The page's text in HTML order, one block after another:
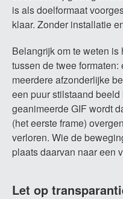
is als doelformaat
klaar. Zonder installatie
Belangrijk om te weten
tussen de twee
meerdere afzonderlijke
een puur stilstaand
geanimeerde GIF wordt
(het eerste frame)
verloren. Wie de
plaats daarvan naar een
Let op